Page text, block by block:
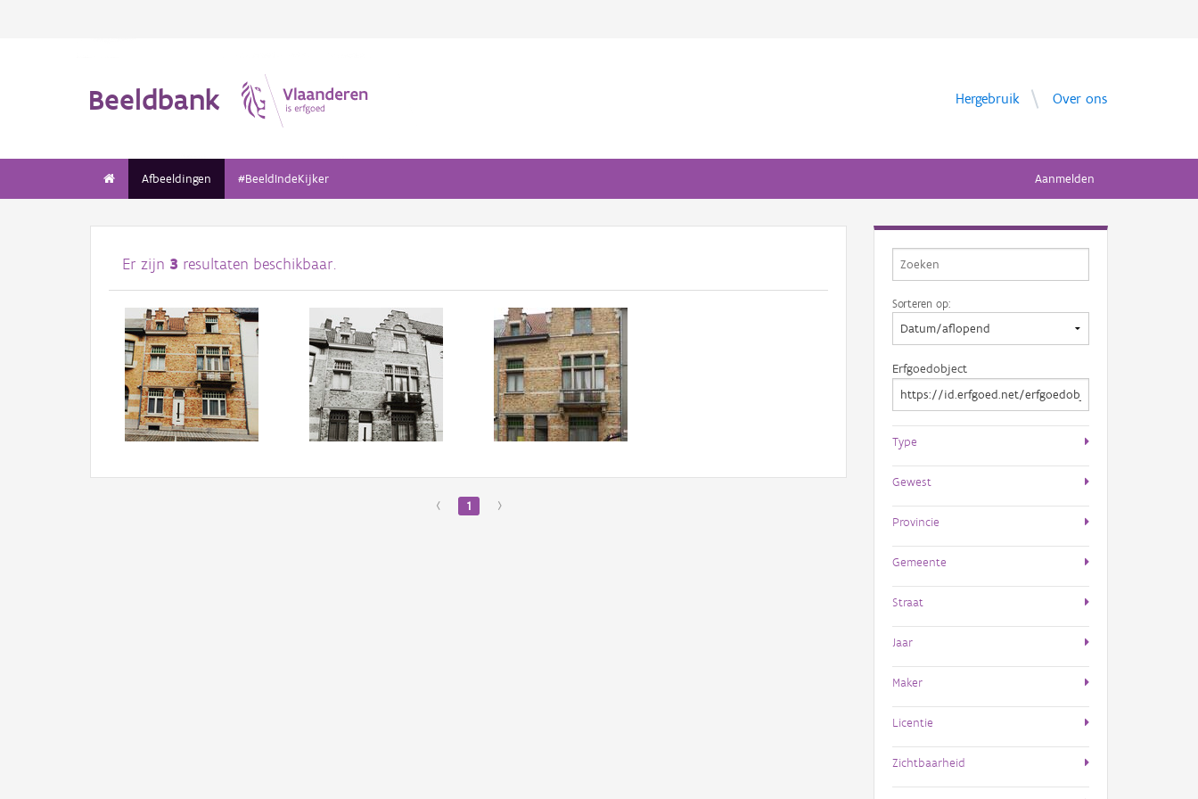
Beeldbank Hergebruik Over ons
Afbeeldingen #BeeldIndeKijker Aanmelden
Er zijn 3 resultaten beschikbaar.
‹ 1 ›
Sorteren op:
Erfgoedobject
Type
Gewest
Provincie
Gemeente
Straat
Jaar
Maker
Licentie
Zichtbaarheid